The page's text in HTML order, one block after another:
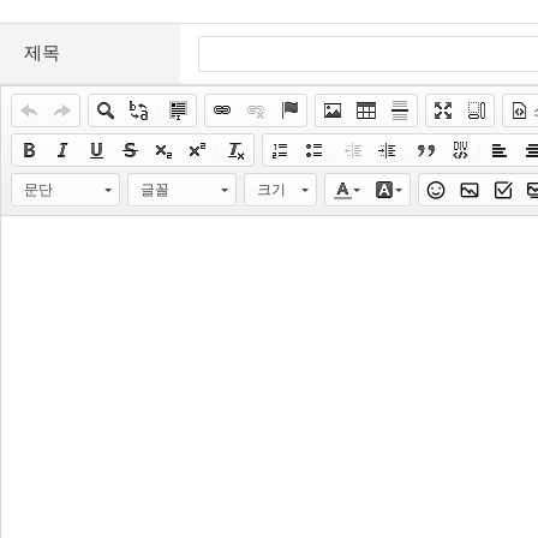
제목
문단 글꼴 크기